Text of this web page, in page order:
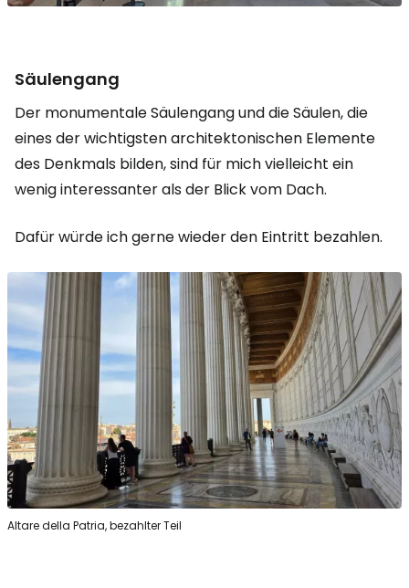
Säulengang
Der monumentale Säulengang und die Säulen, die
eines der wichtigsten architektonischen Elemente
des Denkmals bilden, sind für mich vielleicht ein
wenig interessanter als der Blick vom Dach.
Dafür würde ich gerne wieder den Eintritt bezahlen.
Altare della Patria, bezahlter Teil